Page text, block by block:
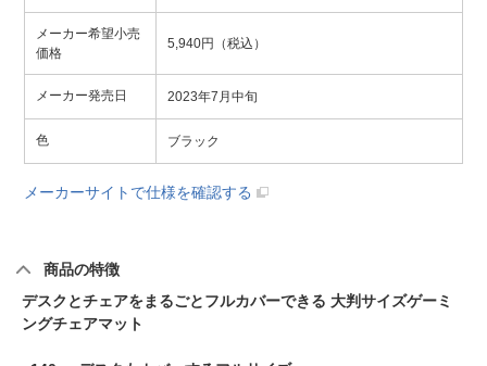
メーカー希望小売
価格
5,940円（税込）
メーカー発売日 2023年7月中旬
色 ブラック
メーカーサイトで仕様を確認する
商品の特徴
デスクとチェアをまるごとフルカバーできる 大判サイズゲーミ
ングチェアマット